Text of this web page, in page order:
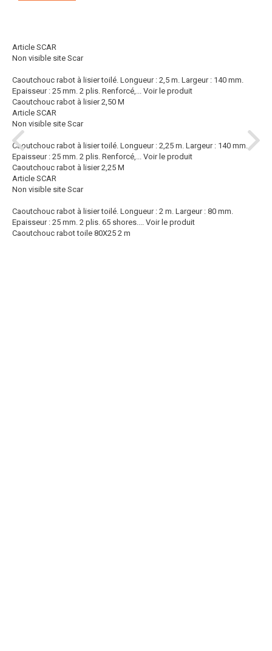
Article SCAR
Non visible site Scar
Caoutchouc rabot à lisier toilé. Longueur : 2,5 m. Largeur : 140 mm.
Epaisseur : 25 mm. 2 plis. Renforcé,... Voir le produit
Caoutchouc rabot à lisier 2,50 M
Article SCAR
Non visible site Scar
Caoutchouc rabot à lisier toilé. Longueur : 2,25 m. Largeur : 140 mm.
Epaisseur : 25 mm. 2 plis. Renforcé,... Voir le produit
Caoutchouc rabot à lisier 2,25 M
Article SCAR
Non visible site Scar
Caoutchouc rabot à lisier toilé. Longueur : 2 m. Largeur : 80 mm.
Epaisseur : 25 mm. 2 plis. 65 shores.... Voir le produit
Caoutchouc rabot toile 80X25 2 m